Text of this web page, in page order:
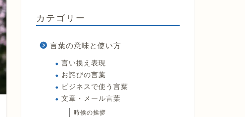
カテゴリー
言葉の意味と使い方
言い換え表現
お詫びの言葉
ビジネスで使う言葉
文章・メール言葉
時候の挨拶